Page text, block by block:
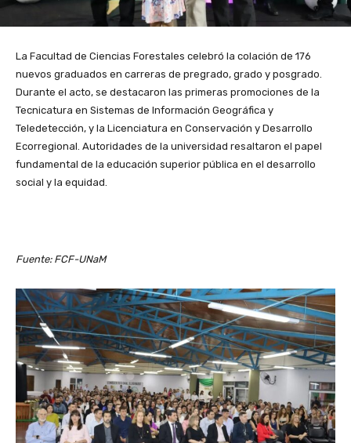
La Facultad de Ciencias Forestales celebró la colación de 176
nuevos graduados en carreras de pregrado, grado y posgrado.
Durante el acto, se destacaron las primeras promociones de la
Tecnicatura en Sistemas de Información Geográfica y
Teledetección, y la Licenciatura en Conservación y Desarrollo
Ecorregional. Autoridades de la universidad resaltaron el papel
fundamental de la educación superior pública en el desarrollo
social y la equidad.
Fuente: FCF-UNaM